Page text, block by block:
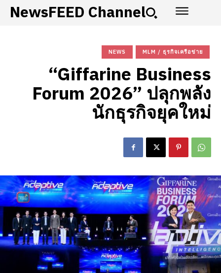
NewsFEED Channel
NEWS MLM / ธุรกิจเครือข่าย
“Giffarine Business
Forum 2026” ปลุกพลัง
นักธุรกิจยุคใหม่